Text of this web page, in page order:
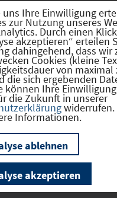
2024 310
2024
uns Ihre Einwilligung
zur Nutzung unseres
Durch einen
akzeptieren“ erteilen
dahingehend, dass wir
Cookies (kleine
von maximal
die sich ergebenden
können Ihre
die Zukunft in unserer
widerrufen.
Informationen.
ablehnen
akzeptieren